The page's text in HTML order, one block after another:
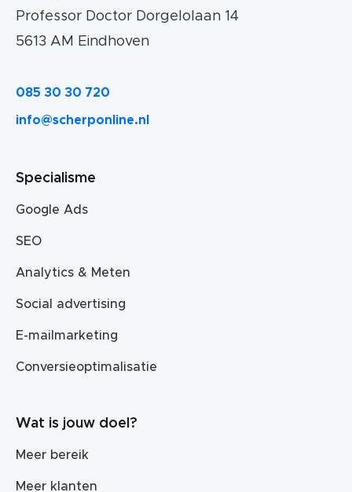
Professor Doctor Dorgelolaan 14
5613 AM Eindhoven
085 30 30 720
info@scherponline.nl
Specialisme
Google Ads
SEO
Analytics & Meten
Social advertising
E-mailmarketing
Conversieoptimalisatie
Wat is jouw doel?
Meer bereik
Meer klanten